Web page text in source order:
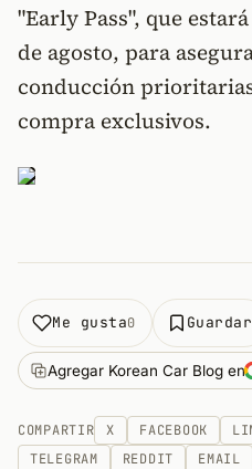
"Early Pass", que
de agosto, para
conducción
compra exclusivos.
Me gusta0 Guardar
Agregar Korean Car Blog en
COMPARTIR X FACEBOOK
TELEGRAM
REDDIT EMAIL